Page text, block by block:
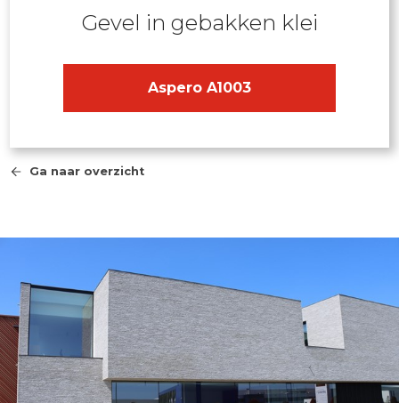
Gevel in gebakken klei
Aspero A1003
Ga naar overzicht